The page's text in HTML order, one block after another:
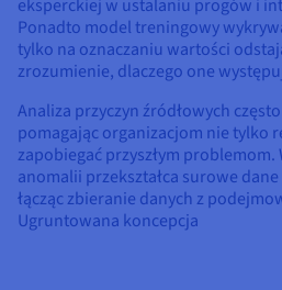
eksperckiej w ustalaniu progów i
Ponadto model treningowy
tylko na oznaczaniu wartości
zrozumienie, dlaczego one
Analiza przyczyn źródłowych
pomagając organizacjom nie tylko
zapobiegać przyszłym
anomalii przekształca surowe
łącząc zbieranie danych z
Ugruntowana koncepcja